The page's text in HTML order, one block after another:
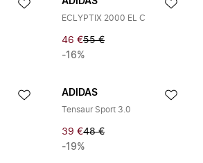
ECLYPTIX 2000 EL C
46 €55 €
-16%
ADIDAS
Tensaur Sport 3.0
39 €48 €
-19%